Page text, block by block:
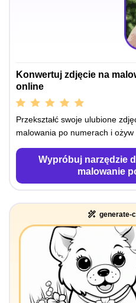
Konwertuj zdjęcie na
online
Przekształć swoje ulubione
malowania po numerach i
Wypróbuj narzędzie
malowanie
generate-